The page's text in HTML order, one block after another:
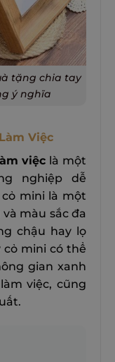
tặng chia tay
ý nghĩa
Việc
việc là một
nghiệp dễ
mini là một
màu sắc đa
chậu hay lọ
cỏ mini có thể
gian xanh
việc, cũng